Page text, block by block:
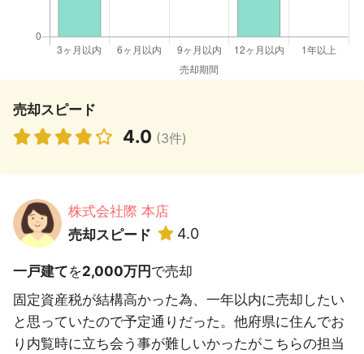
売却スピード
4.0 (3件)
株式会社際 本店
売却スピード
4.0
一戸建てを2,000万円 で売却
固定資産税が結構高かった為、一年以内に売却したい
と思っていたので予定通りだった。他府県に住んでお
り内覧時に立ち会う事が難しいかったがこちらの担当